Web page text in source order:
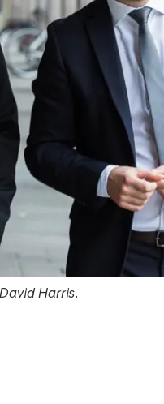
Harris.